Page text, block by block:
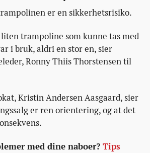
er en sikkerhetsrisiko.
trampoline som kunne tas med
i bruk, aldri en stor en, sier
Ronny Thiis Thorstensen til
Kristin Andersen Aasgaard, sier
er ren orientering, og at det
med dine naboer? Tips